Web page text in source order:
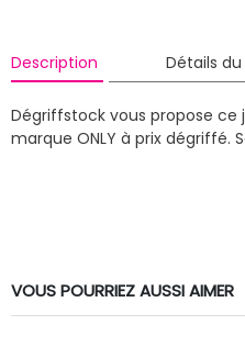
Description Détails
Dégriffstock vous propose
marque ONLY à prix dégriffé.
VOUS POURRIEZ AUSSI AIMER